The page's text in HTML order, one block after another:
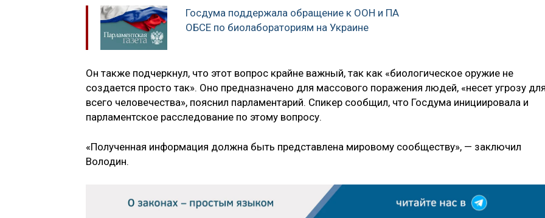
Госдума поддержала обращение к ООН и ПА
ОБСЕ по биолабораториям на Украине
Он также подчеркнул, что этот вопрос крайне важный, так как «биологическое оружие не
создается просто так». Оно предназначено для массового поражения людей, «несет угрозу
всего человечества», пояснил парламентарий. Спикер сообщил, что Госдума инициировала и
парламентское расследование по этому вопросу.
«Полученная информация должна быть представлена мировому сообществу», — заключил
Володин.